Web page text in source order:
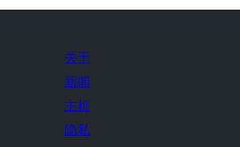
关于
新闻
主机
隐私